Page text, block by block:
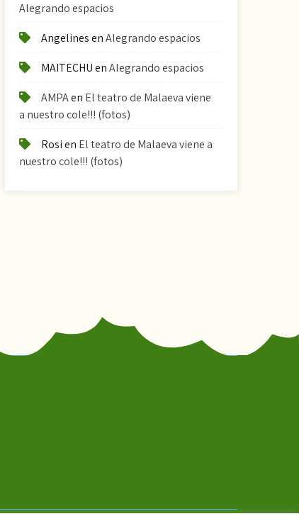
Alegrando espacios
AngelinesenAlegrando espacios
MAITECHUenAlegrando espacios
AMPAen El teatro de Malaeva viene
a nuestro cole!!! (fotos)
Rosien El teatro de Malaeva viene a
nuestro cole!!! (fotos)